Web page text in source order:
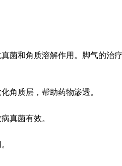
菌和角质溶解作用。脚气的
角质层，帮助药物渗透。
真菌有效。